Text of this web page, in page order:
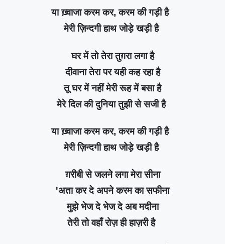
या ख़्वाजा करम कर, करम की गड़ी है
मेरी ज़िन्दगी हाथ जोड़े खड़ी है
घर में तो तेरा तुग़रा लगा है
दीवाना तेरा पर यही कह रहा है
तू घर में नहीं मेरी रूह में बसा है
मेरे दिल की दुनिया तुझी से सजी है
या ख़्वाजा करम कर, करम की गड़ी है
मेरी ज़िन्दगी हाथ जोड़े खड़ी है
ग़रीबी से जलने लगा मेरा सीना
'अता कर दे अपने करम का सफीना
मुझे भेज दे भेज दे अब मदीना
तेरी तो वहाँ रोज़ ही हाज़री है